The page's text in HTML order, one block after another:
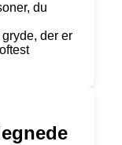
du
der er